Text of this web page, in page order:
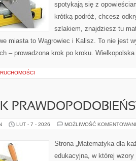
spotykają się z
krótką podróż, chcesz
szlakiem, znajdziesz tu
miasta to Wągrowiec i Kalisz. To nie jest
– prowadzona krok po kroku.
LUT - 7 - 2026 MOŻLIWOŚĆ
Strona „Matematyka dla
edukacyjna, w której